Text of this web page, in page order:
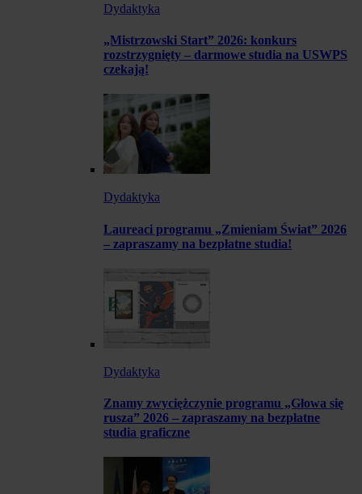
Dydaktyka
„Mistrzowski Start” 2026: konkurs
rozstrzygnięty – darmowe studia na USWPS
czekają!
Dydaktyka
Laureaci programu „Zmieniam Świat” 2026
– zapraszamy na bezpłatne studia!
Dydaktyka
Znamy zwyciężczynie programu „Głowa się
rusza” 2026 – zapraszamy na bezpłatne
studia graficzne